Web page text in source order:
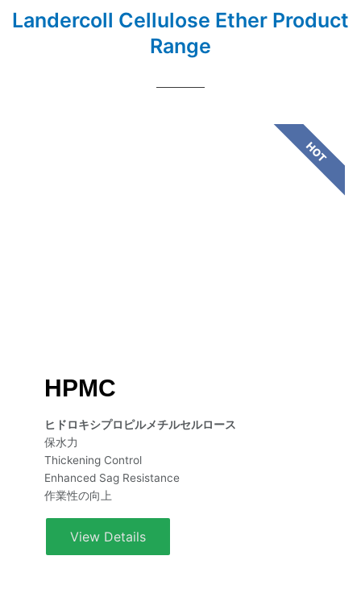
Landercoll Cellulose Ether Product
Range
HPMC
ヒドロキシプロピルメチルセルロース
保水力
Thickening Control
Enhanced Sag Resistance
作業性の向上
View Details
HOT